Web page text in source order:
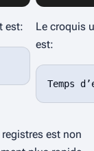
est:
Le croquis
est:
est non